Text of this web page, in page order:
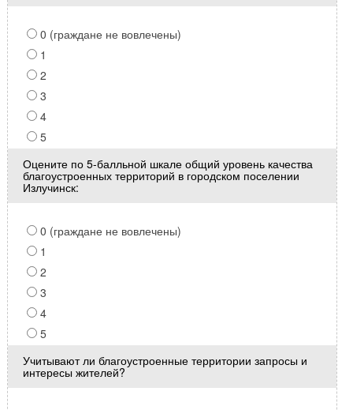
0 (граждане не вовлечены)
1
2
3
4
5
Оцените по 5-балльной шкале общий уровень качества
благоустроенных территорий в городском поселении
Излучинск:
0 (граждане не вовлечены)
1
2
3
4
5
Учитывают ли благоустроенные территории запросы и
интересы жителей?